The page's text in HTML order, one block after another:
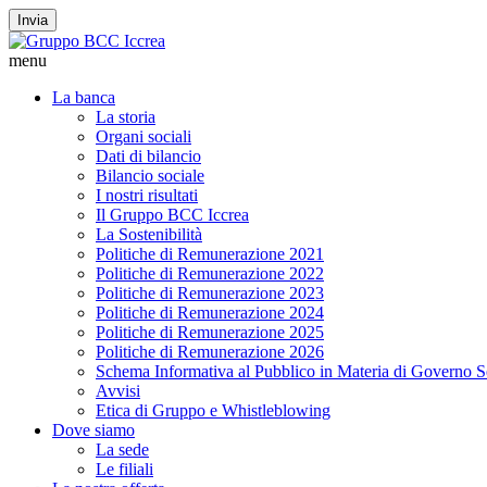
Invia
menu
La banca
La storia
Organi sociali
Dati di bilancio
Bilancio sociale
I nostri risultati
Il Gruppo BCC Iccrea
La Sostenibilità
Politiche di Remunerazione 2021
Politiche di Remunerazione 2022
Politiche di Remunerazione 2023
Politiche di Remunerazione 2024
Politiche di Remunerazione 2025
Politiche di Remunerazione 2026
Schema Informativa al Pubblico in Materia di Governo
Avvisi
Etica di Gruppo e Whistleblowing
Dove siamo
La sede
Le filiali